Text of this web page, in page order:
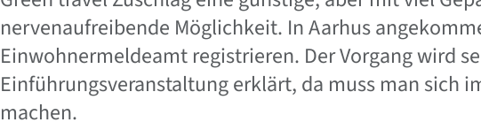
nervenaufreibende Möglichkeit. In Aarhus
Einwohnermeldeamt registrieren. Der Vorgang wird
Einführungsveranstaltung erklärt, da muss man sich
machen.